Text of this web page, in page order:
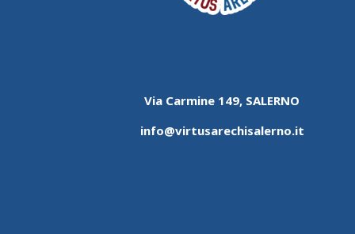
Via Carmine 149, SALERNO
info@virtusarechisalerno.it